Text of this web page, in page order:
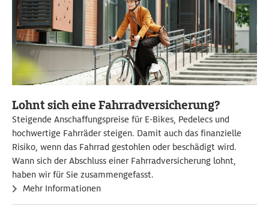
Lohnt sich eine Fahrradversicherung?
Steigende Anschaffungspreise für E-Bikes, Pedelecs und
hochwertige Fahrräder steigen. Damit auch das finanzielle
Risiko, wenn das Fahrrad gestohlen oder beschädigt wird.
Wann sich der Abschluss einer Fahrradversicherung lohnt,
haben wir für Sie zusammengefasst.
Mehr Informationen